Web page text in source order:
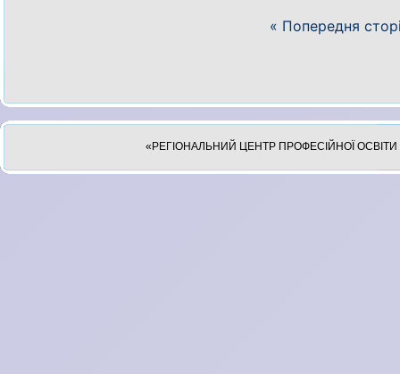
« Попередня
«РЕГІОНАЛЬНИЙ ЦЕНТР ПРОФЕСІЙНОЇ